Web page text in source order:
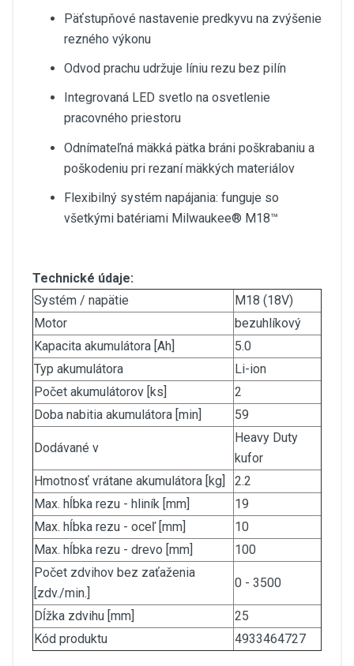
Päťstupňové nastavenie predkyvu na zvýšenie
rezného výkonu
Odvod prachu udržuje líniu rezu bez pilín
Integrovaná LED svetlo na osvetlenie
pracovného priestoru
Odnímateľná mäkká pätka bráni poškrabaniu a
poškodeniu pri rezaní mäkkých materiálov
Flexibilný systém napájania: funguje so
všetkými batériami Milwaukee® M18™
Technické údaje:
Systém / napätie
M18 (18V)
Motor
bezuhlíkový
Kapacita akumulátora [Ah]
5.0
Typ akumulátora
Li-ion
Počet akumulátorov [ks]
2
Doba nabitia akumulátora [min]
59
Dodávané v
Heavy Duty
kufor
Hmotnosť vrátane akumulátora [kg]
2.2
Max. hĺbka rezu - hliník [mm]
19
Max. hĺbka rezu - oceľ [mm]
10
Max. hĺbka rezu - drevo [mm]
100
Počet zdvihov bez zaťaženia
[zdv./min.]
0 - 3500
Dĺžka zdvihu [mm]
25
Kód produktu
4933464727